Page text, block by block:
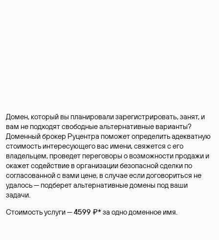
Домен, который вы планировали зарегистрировать, занят, и
вам не подходят свободные альтернативные варианты?
Доменный брокер Руцентра поможет определить адекватную
стоимость интересующего вас имени, свяжется с его
владельцем, проведет переговоры о возможности продажи и
окажет содействие в организации безопасной сделки по
согласованной с вами цене, в случае если договориться не
удалось — подберет альтернативные домены под ваши
задачи.
Стоимость услуги —4599 ₽*за одно доменное имя.